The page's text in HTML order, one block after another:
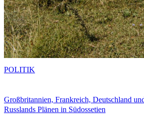
Großbritannien, Frankreich, Deutschland
Russlands Plänen in Südossetien
POLITIK